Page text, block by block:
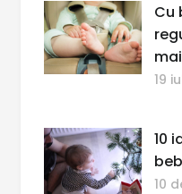
Cu
19
10
10